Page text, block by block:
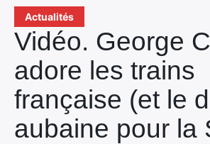
Actualités
Vidéo. George
adore les trains
française (et le
aubaine pour la